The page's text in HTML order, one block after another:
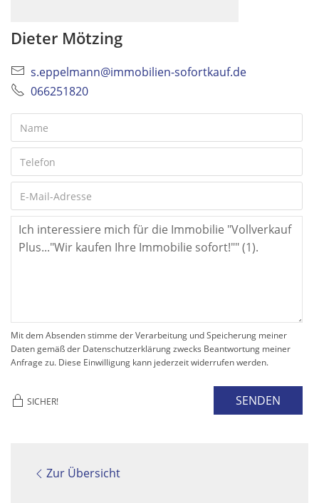
Dieter Mötzing
s.eppelmann@immobilien-sofortkauf.de
066251820
Mit dem Absenden stimme der Verarbeitung und Speicherung meiner
Daten gemäß der Datenschutzerklärung zwecks Beantwortung meiner
Anfrage zu. Diese Einwilligung kann jederzeit widerrufen werden.
SICHER! SENDEN
Zur Übersicht